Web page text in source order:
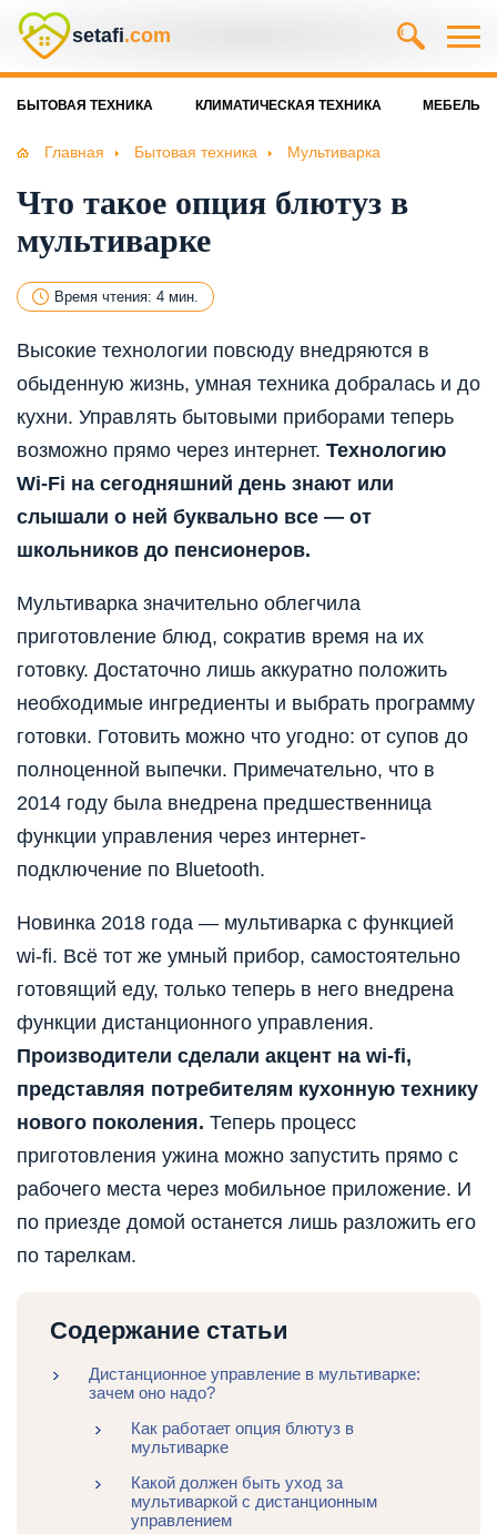
setafi.com
БЫТОВАЯ ТЕХНИКА КЛИМАТИЧЕСКАЯ ТЕХНИКА МЕБЕЛЬ
Главная Бытовая техника Мультиварка
Что такое опция блютуз в
мультиварке
Время чтения: 4 мин.
Высокие технологии повсюду внедряются в
обыденную жизнь, умная техника добралась и до
кухни. Управлять бытовыми приборами теперь
возможно прямо через интернет. Технологию
Wi-Fi на сегодняшний день знают или
слышали о ней буквально все — от
школьников до пенсионеров.
Мультиварка значительно облегчила
приготовление блюд, сократив время на их
готовку. Достаточно лишь аккуратно положить
необходимые ингредиенты и выбрать программу
готовки. Готовить можно что угодно: от супов до
полноценной выпечки. Примечательно, что в
2014 году была внедрена предшественница
функции управления через интернет-
подключение по Bluetooth.
Новинка 2018 года — мультиварка с функцией
wi-fi. Всё тот же умный прибор, самостоятельно
готовящий еду, только теперь в него внедрена
функции дистанционного управления.
Производители сделали акцент на wi-fi,
представляя потребителям кухонную технику
нового поколения. Теперь процесс
приготовления ужина можно запустить прямо с
рабочего места через мобильное приложение. И
по приезде домой останется лишь разложить его
по тарелкам.
Содержание статьи
Дистанционное управление в мультиварке:
зачем оно надо?
Как работает опция блютуз в
мультиварке
Какой должен быть уход за
мультиваркой с дистанционным
управлением